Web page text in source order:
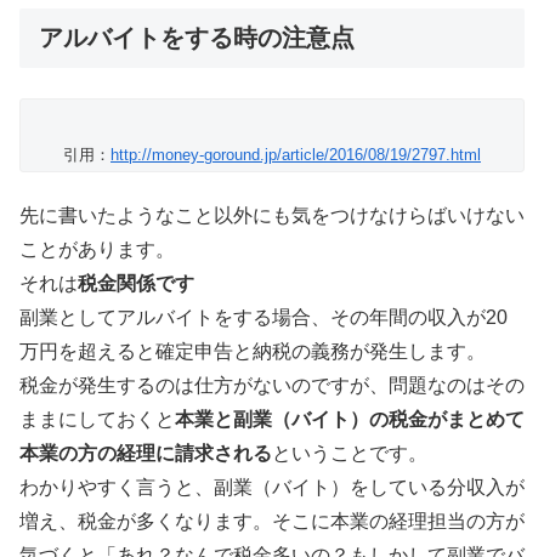
アルバイトをする時の注意点
引用： http://money-goround.jp/article/2016/08/19/2797.html
先に書いたようなこと以外にも気をつけなけらばいけない
ことがあります。
それは税金関係です
副業としてアルバイトをする場合、その年間の収入が20
万円を超えると確定申告と納税の義務が発生します。
税金が発生するのは仕方がないのですが、問題なのはその
ままにしておくと本業と副業（バイト）の税金がまとめて
本業の方の経理に請求されるということです。
わかりやすく言うと、副業（バイト）をしている分収入が
増え、税金が多くなります。そこに本業の経理担当の方が